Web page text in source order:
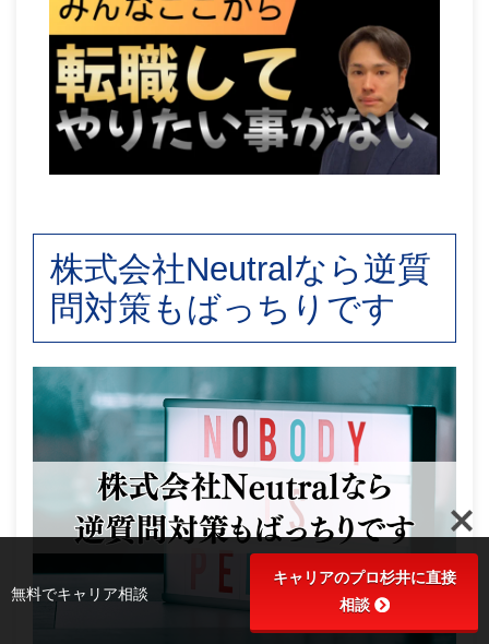
株式会社Neutralなら逆質
問対策もばっちりです
無料でキャリア相談
キャリアのプロ杉井に直接
相談